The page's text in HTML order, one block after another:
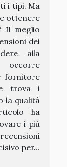
i tipi. Ma
ottenere
Il meglio
dei
alla
fornitore
trova i
la qualità
ha
i più
per...